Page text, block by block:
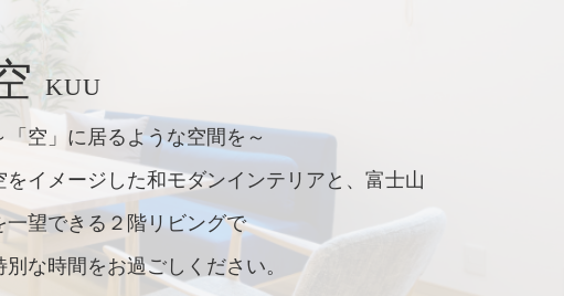
KUU
「空」に居るような空間を～
をイメージした和モダンインテリアと、富士山
一望できる２階リビングで
別な時間をお過ごしください。